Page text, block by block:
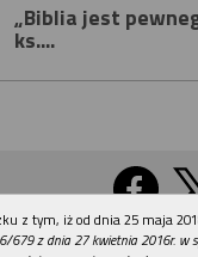
„Biblia jest
ks....
z tym, iż od dnia 25 maja
679 z dnia 27 kwietnia 2016r. w